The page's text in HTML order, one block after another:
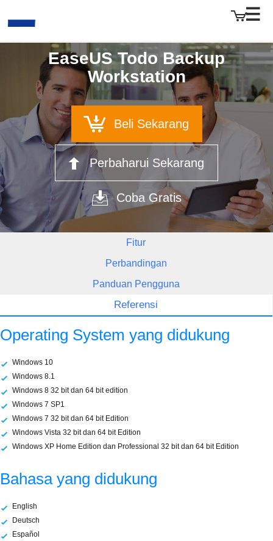
EaseUS Todo Backup
Workstation
Beli Sekarang
Perbaharui Sekarang
Coba Gratis
Fitur
Perbandingan
Panduan Pengguna
Referensi
Operating System yang didukung
Windows 10
Windows 8.1
Windows 8 32 bit dan 64 bit edition
Windows 7 SP1
Windows 7 32 bit dan 64 bit Edition
Windows Vista 32 bit dan 64 bit Edition
Windows XP Home Edition dan Professional 32 bit dan 64 bit Edition
Bahasa yang didukung
English
Deutsch
Español